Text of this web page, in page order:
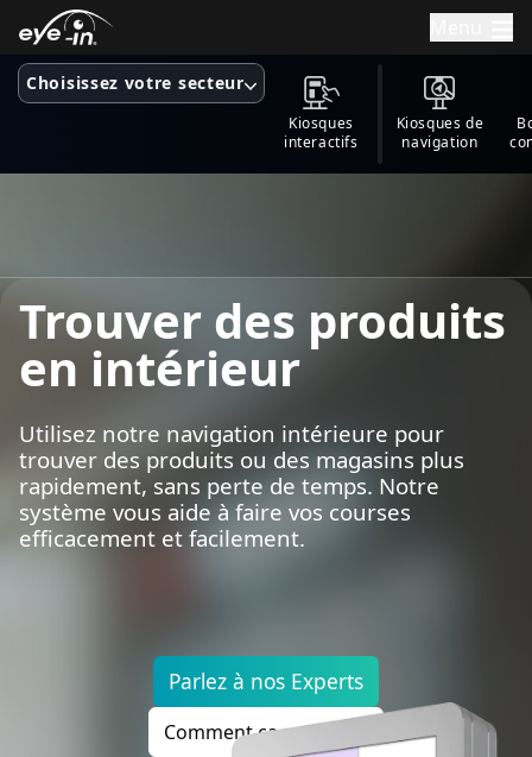
Choisissez votre secteur
Kiosques
interactifs
Kiosques de
navigation
Trouver des produits
en intérieur
Utilisez notre navigation intérieure pour
trouver des produits ou des magasins plus
rapidement, sans perte de temps. Notre
système vous aide à faire vos courses
efficacement et facilement.
Parlez à nos Experts
Comment ça marche